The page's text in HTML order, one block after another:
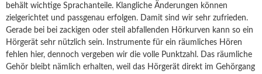
behält wichtige Sprachanteile. Klangliche Änderungen können
zielgerichtet und passgenau erfolgen. Damit sind wir sehr zufrieden.
Gerade bei bei zackigen oder steil abfallenden Hörkurven kann so ein
Hörgerät sehr nützlich sein. Instrumente für ein räumliches Hören
fehlen hier, dennoch vergeben wir die volle Punktzahl. Das räumliche
Gehör bleibt nämlich erhalten, weil das Hörgerät direkt im Gehörgang